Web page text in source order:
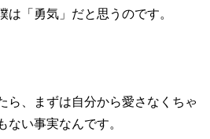
「勇気」だと思うのです。
ら、まずは自分から愛さなくちゃ
い事実なんです。